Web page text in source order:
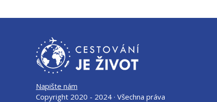
Napište nám
Copyright 2020 - 2024 · Všechna práva